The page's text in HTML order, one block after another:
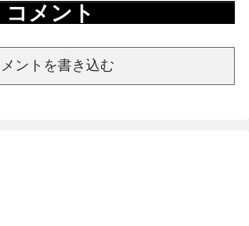
コメント
ントを書き込む